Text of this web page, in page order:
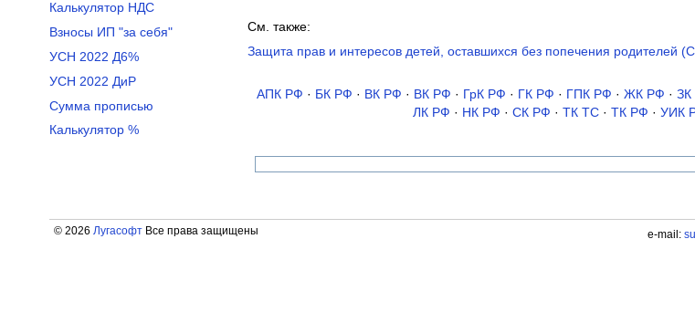
См. также:
Защита прав и интересов детей, оставшихся без попечения родителей
АПК РФ · БК РФ · ВК РФ · ВК РФ · ГрК РФ · ГК РФ · ГПК РФ · ЖК РФ · ЗК
ЛК РФ · НК РФ · СК РФ · ТК TC · ТК РФ · УИК
Калькулятор НДС
Взносы ИП "за себя"
УСН 2022 Д6%
УСН 2022 ДиР
Сумма прописью
Калькулятор %
© 2026 ЛугасофтВсе права защищены e-mail: